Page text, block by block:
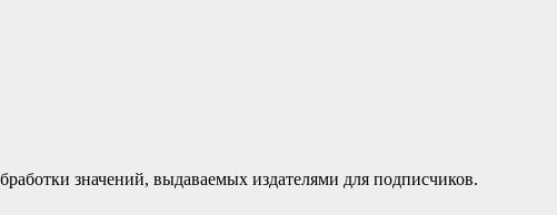
значений, выдаваемых издателями для подписчиков.